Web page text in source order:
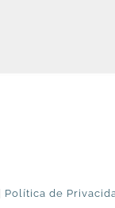
Política de